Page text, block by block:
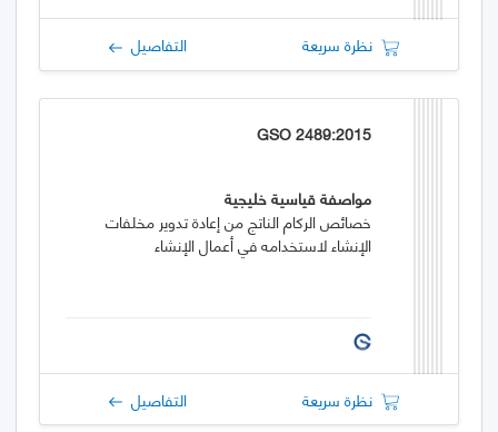
نظرة سريعة التفاصيل
GSO 2489:2015
مواصفة قياسية خليجية
خصائص الركام الناتج من إعادة تدوير مخلفات
الإنشاء لاستخدامه في أعمال الإنشاء
نظرة سريعة التفاصيل